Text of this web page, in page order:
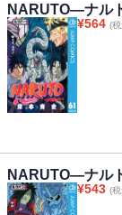
NARUTO―ナル
¥564 (
NARUTO―ナル
¥543 (